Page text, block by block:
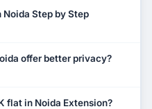
Step by Step
offer better privacy?
flat in Noida Extension?